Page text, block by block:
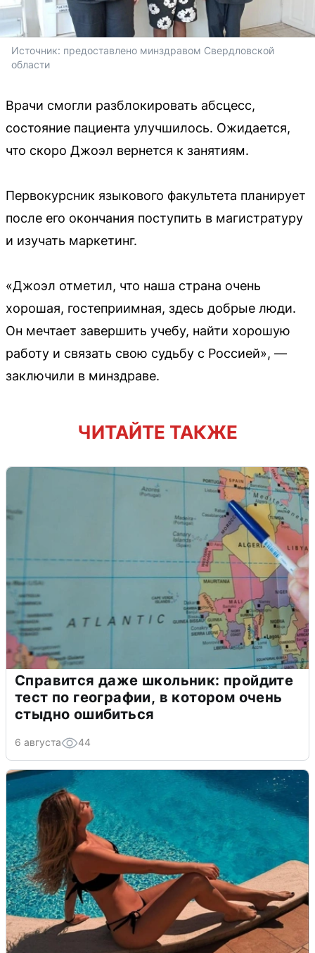
Источник: предоставлено минздравом Свердловской
области
Врачи смогли разблокировать абсцесс,
состояние пациента улучшилось. Ожидается,
что скоро Джоэл вернется к занятиям.
Первокурсник языкового факультета планирует
после его окончания поступить в магистратуру
и изучать маркетинг.
«Джоэл отметил, что наша страна очень
хорошая, гостеприимная, здесь добрые люди.
Он мечтает завершить учебу, найти хорошую
работу и связать свою судьбу с Россией», —
заключили в минздраве.
ЧИТАЙТЕ ТАКЖЕ
Справится даже школьник: пройдите
тест по географии, в котором очень
стыдно ошибиться
6 августа 44